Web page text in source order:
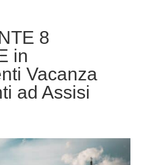
8
in
Vacanza
ad Assisi